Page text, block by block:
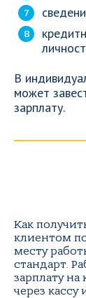
В
может
зарплату.
Как
клиентом
месту
стандарт.
зарплату на
через кассу